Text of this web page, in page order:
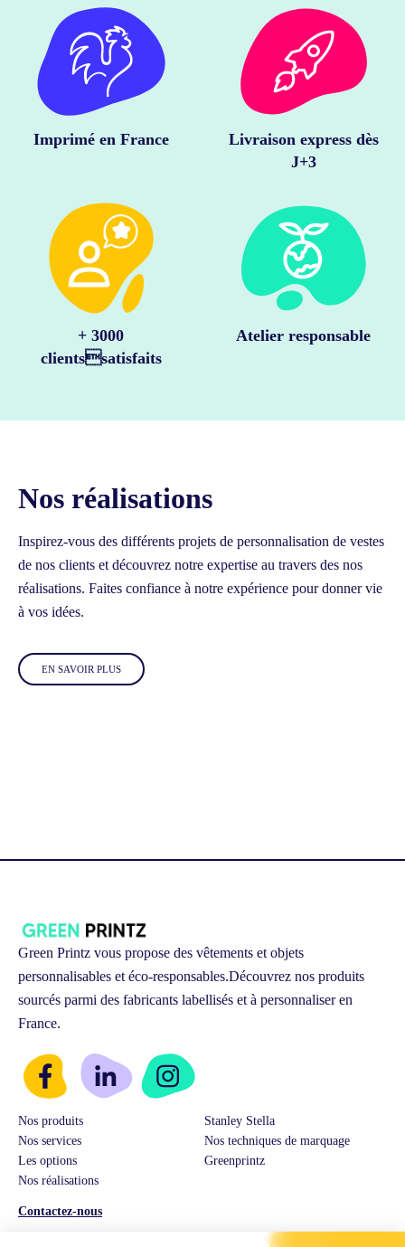
Imprimé en France
Livraison express dès
J+3
+ 3000
clientssatisfaits
Atelier responsable
Nos réalisations
Inspirez-vous des différents projets de personnalisation de vestes
de nos clients et découvrez notre expertise au travers des nos
réalisations. Faites confiance à notre expérience pour donner vie
à vos idées.
EN SAVOIR PLUS
Green Printz vous propose des vêtements et objets
personnalisables et éco-responsables.Découvrez nos produits
sourcés parmi des fabricants labellisés et à personnaliser en
France.
Nos produits
Stanley Stella
Nos services
Nos techniques de marquage
Les options
Greenprintz
Nos réalisations
Contactez-nous